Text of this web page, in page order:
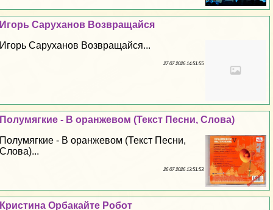
Игорь Саруханов Возвращайся
Игорь Саруханов Возвращайся...
27 07 2026 14:51:55
Полумягкие - В оранжевом (Текст Песни, Слова)
Полумягкие - В оранжевом (Текст Песни,
Слова)...
26 07 2026 13:51:53
Кристина Орбакайте Робот